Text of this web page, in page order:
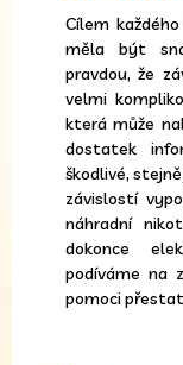
Cílem
měla být
pravdou, že
velmi
která může
dostatek
škodlivé,
závislostí
náhradní
dokonce
podíváme na
pomoci